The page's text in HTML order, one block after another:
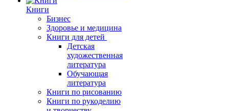
Книги
Бизнес
Здоровье и медицина
Книги для детей
Детская
художественная
литература
Обучающая
литература
Книги по рисованию
Книги по рукоделию